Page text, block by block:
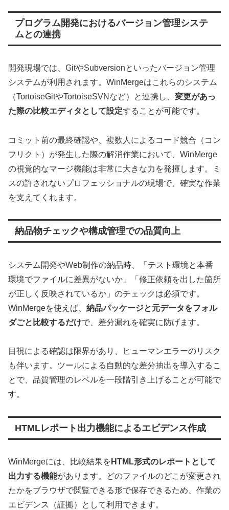
プログラム開発におけるバージョン管理システ
ムとの連携
開発現場では、GitやSubversionといったバージョン管理
システムが利用されます。WinMergeはこれらのシステム
（TortoiseGitやTortoiseSVNなど）と連携し、 変更があっ
た際の比較エディタとして設定することが可能です。
コミット前の最終確認や、複数人によるコード競合（コン
フリクト）が発生した際の解消作業において、WinMerge
の視覚的なマージ機能は非常に大きな力を発揮します。ミ
スの許されないプロフェッショナルの現場で、確実な作業
を支えてくれます。
納品物チェックや構成管理での品質向上
システム開発やWeb制作の納品時、「テスト環境と本番
環境でファイルに差異がないか」「修正依頼を出した箇所
が正しく反映されているか」のチェックは必須です。
WinMergeを使えば、 納品パッケージと元データをフォル
ダごと比較するだけで、差分漏れを確実に防げます。
目視による確認は限界があり、ヒューマンエラーのリスク
も伴います。ツールによる自動的な差分抽出を導入するこ
とで、品質管理のレベルを一段階引き上げることが可能で
す。
HTMLレポート出力機能によるエビデンス作成
WinMergeには、比較結果を HTML形式のレポートとして
出力する機能があります。どのファイルのどこが変更され
たかをブラウザで閲覧できる形で保存できるため、作業の
エビデンス（証拠）として利用できます。